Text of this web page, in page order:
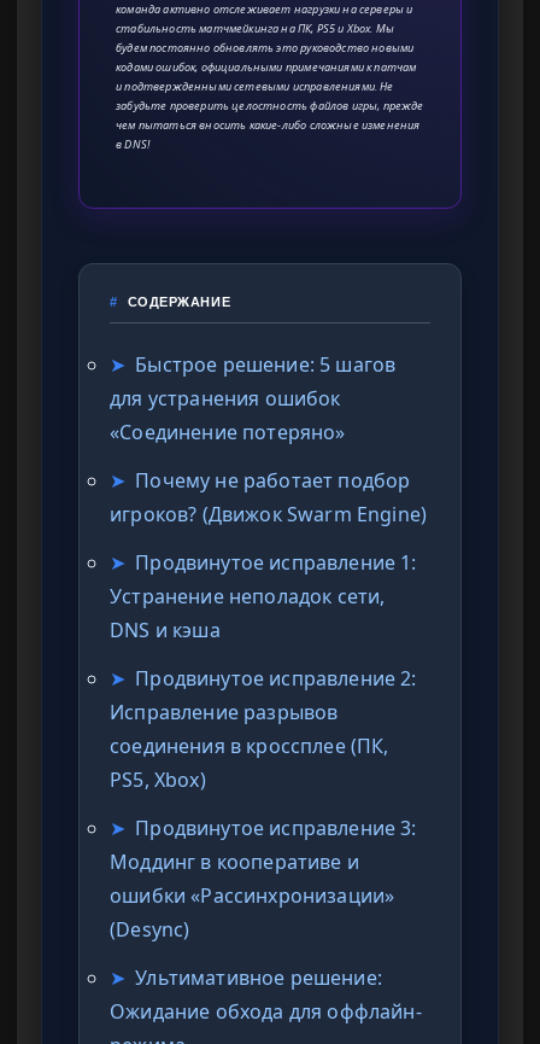
команда активно отслеживает нагрузки на серверы и
стабильность матчмейкинга на ПК, PS5 и Xbox. Мы
будем постоянно обновлять это руководство новыми
кодами ошибок, официальными примечаниями к патчам
и подтвержденными сетевыми исправлениями. Не
забудьте проверить целостность файлов игры, прежде
чем пытаться вносить какие-либо сложные изменения
в DNS!
# СОДЕРЖАНИЕ
➤ Быстрое решение: 5 шагов
для устранения ошибок
«Соединение потеряно»
➤ Почему не работает подбор
игроков? (Движок Swarm Engine)
➤ Продвинутое исправление 1:
Устранение неполадок сети,
DNS и кэша
➤ Продвинутое исправление 2:
Исправление разрывов
соединения в кроссплее (ПК,
PS5, Xbox)
➤ Продвинутое исправление 3:
Моддинг в кооперативе и
ошибки «Рассинхронизации»
(Desync)
➤ Ультимативное решение:
Ожидание обхода для оффлайн-